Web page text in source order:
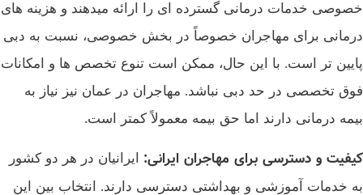
خصوصی خدمات درمانی گسترده‌ ای را ارائه میدهند و هزینه‌ های
درمانی برای مهاجران خصوصاً در بخش خصوصی، نسبت به دبی
پایین‌ تر است. با این حال، ممکن است تنوع تخصص‌ ها و امکانات
فوق‌ تخصصی در حد دبی نباشد. مهاجران در عمان نیز نیاز به
بیمه درمانی دارند اما حق بیمه معمولاً کمتر است.
کیفیت و دسترسی برای مهاجران ایرانی: ایرانیان در هر دو کشور
به خدمات آموزشی و بهداشتی دسترسی دارند. انتخاب بین این